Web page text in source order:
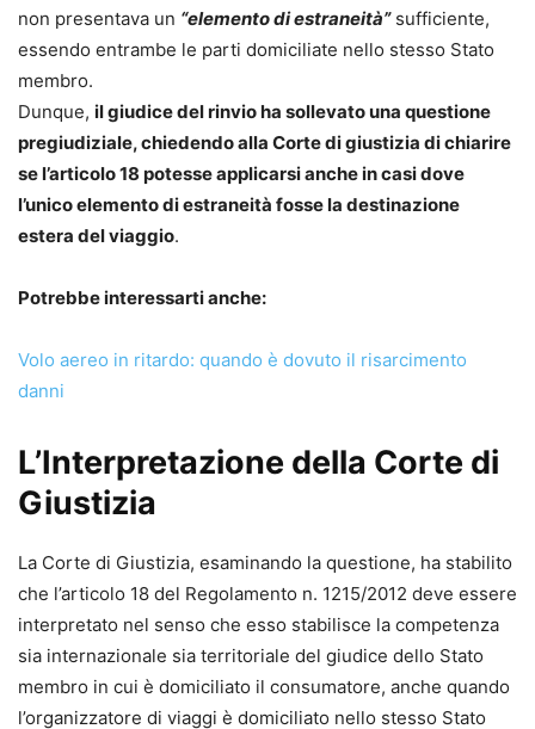
non presentava un “elemento di estraneità”sufficiente,
essendo entrambe le parti domiciliate nello stesso Stato
membro.
Dunque, il giudice del rinvio ha sollevato una questione
pregiudiziale, chiedendo alla Corte di giustizia di chiarire
se l’articolo 18 potesse applicarsi anche in casi dove
l’unico elemento di estraneità fosse la destinazione
estera del viaggio.
Potrebbe interessarti anche:
Volo aereo in ritardo: quando è dovuto il risarcimento
danni
L’Interpretazione della Corte di
Giustizia
La Corte di Giustizia, esaminando la questione, ha stabilito
che l’articolo 18 del Regolamento n. 1215/2012 deve essere
interpretato nel senso che esso stabilisce la competenza
sia internazionale sia territoriale del giudice dello Stato
membro in cui è domiciliato il consumatore, anche quando
l’organizzatore di viaggi è domiciliato nello stesso Stato